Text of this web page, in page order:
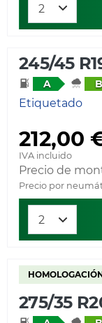
245/45
A B
Etiquetado
212,00
IVA incluido
Precio de
Precio por
275/35